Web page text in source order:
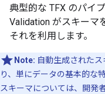
典型的な TFX のパイ
Validation がスキーマ
それを利用します。
Note: 自動生成された
り、単にデータの基本的な
スキーマについては、開発